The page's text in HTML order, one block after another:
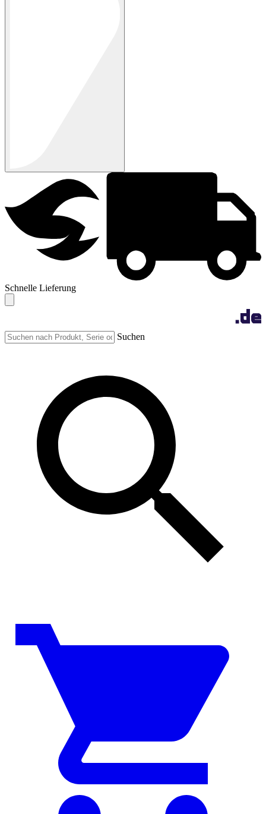
Schnelle Lieferung
Suchen